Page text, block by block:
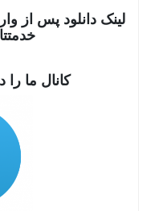
لینک دانلود پس از
کانال ما را